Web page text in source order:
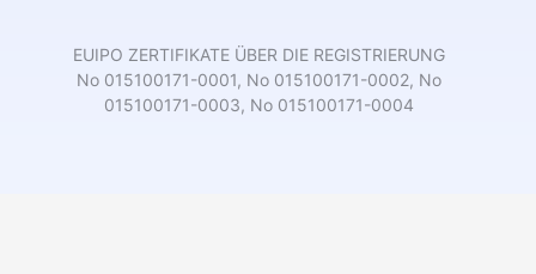
EUIPO ZERTIFIKATE ÜBER DIE REGISTRIERUNG
No 015100171-0001, No 015100171-0002, No
015100171-0003, No 015100171-0004